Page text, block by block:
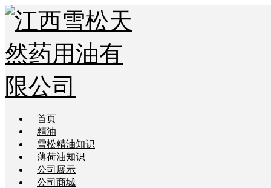
首页
精油
雪松精油知识
薄荷油知识
公司展示
公司商城